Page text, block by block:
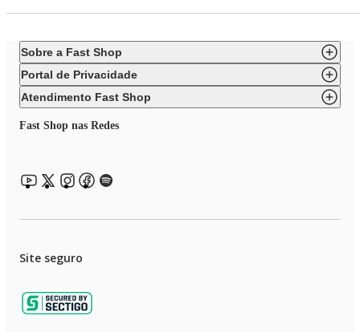
Sobre a Fast Shop
Portal de Privacidade
Atendimento Fast Shop
Fast Shop nas Redes
Site seguro